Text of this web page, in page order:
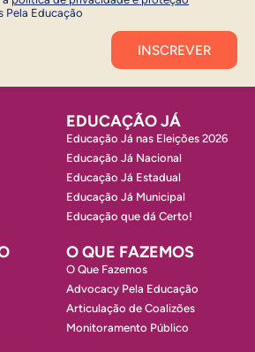
Pela Educação
EDUCAÇÃO JÁ
Educação Já nas Eleições 2026
Educação Já Nacional
Educação Já Estadual
Educação Já Municipal
Educação que dá Certo!
O QUE FAZEMOS
O Que Fazemos
Advocacy Pela Educação
Articulação de Coalizões
Monitoramento Público